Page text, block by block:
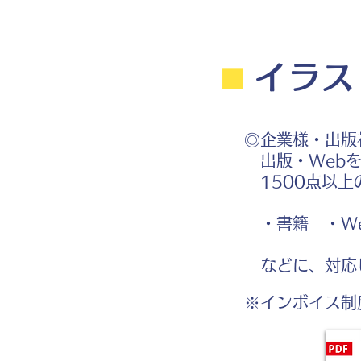
⬛︎ イラ
◎企業様・出版
出版・Webを
1500点以上の
・書籍 ・
などに、対応
※インボイス制